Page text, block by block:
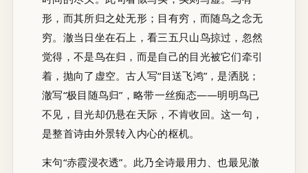
形，而其所归之处无形；目有穷，而随鸟之念无
穷。澈当日坐在石上，看三五只山鸟掠过，忽然
觉得，不是鸟在归，而是自己的目光被它们牵引
着，抛向了虚空。古人写“目送飞鸿”，是洒脱；
澈写“极目随鸟归”，略带一丝痴态——明明鸟已
不见，目光却仍悬在天际，不肯收回。这一句，
是整首诗由外景转入内心的枢机。
末句“赤霞浸衣透”。此乃全诗最用力、也最见澈